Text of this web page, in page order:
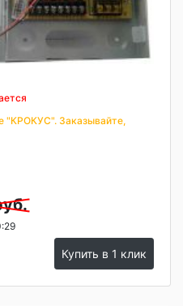
"КРОКУС". Заказывайте,
Купить в 1 клик